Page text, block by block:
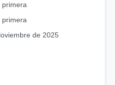
primera
primera
de 2025